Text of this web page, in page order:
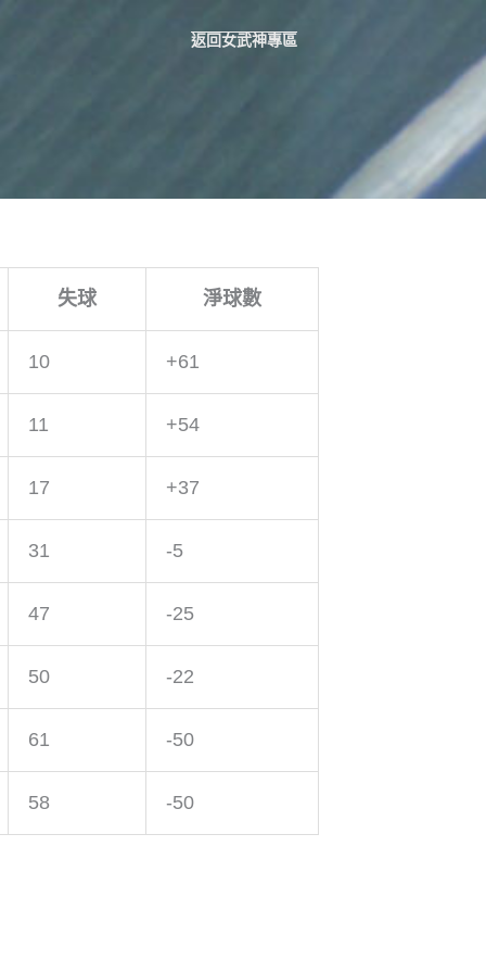
返回女武神專區
失球 淨球數
10 +61
11 +54
17 +37
31 -5
47 -25
50 -22
61 -50
58 -50